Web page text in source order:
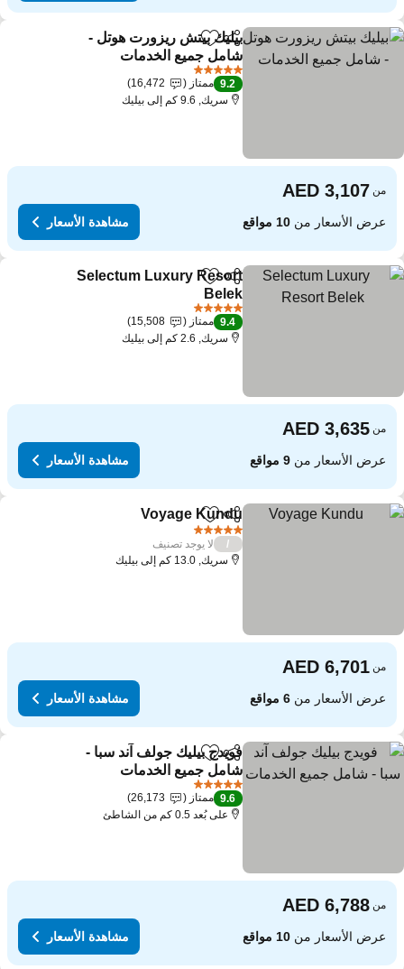
مشاركةAdd to favorites
بيليك بيتش ريزورت هوتل -
شامل جميع الخدمات
مشاهدة الأسعار
9.2 ممتاز
16,472
سريك, 9.6 كم إلى بيليك
من
عرض الأسعار من10 مواقع مشاهدة الأسعار
مشاركةAdd to favorites
Selectum Luxury Resort
Belek
مشاهدة الأسعار
9.4 ممتاز
15,508
سريك, 2.6 كم إلى بيليك
من
عرض الأسعار من9 مواقع مشاهدة الأسعار
مشاركةAdd to favorites
Voyage Kundu
لا يوجد تصنيف
سريك, 13.0 كم إلى بيليك
من
عرض الأسعار من6 مواقع مشاهدة الأسعار
مشاركةAdd to favorites
فويدج بيليك جولف آند سبا -
شامل جميع الخدمات
مشاهدة الأسعار
9.6 ممتاز
26,173
على بُعد 0.5 كم من الشاطئ
من
عرض الأسعار من10 مواقع مشاهدة الأسعار